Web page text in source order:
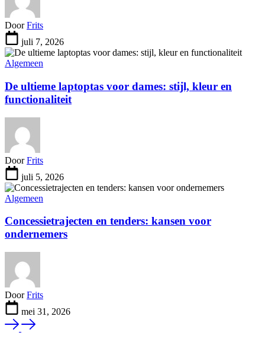
Door Frits
juli 7, 2026
Algemeen
De ultieme laptoptas voor dames: stijl, kleur en
functionaliteit
Door Frits
juli 5, 2026
Algemeen
Concessietrajecten en tenders: kansen voor
ondernemers
Door Frits
mei 31, 2026